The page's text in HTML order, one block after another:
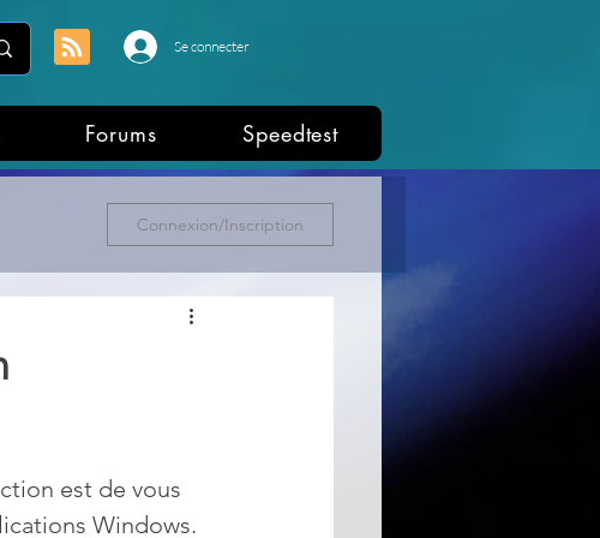
Se connecter
Forums Speedtest
Connexion/Inscription
est de vous
Windows.